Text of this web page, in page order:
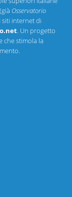
(già Osservatorio
internet di
. Un progetto
che stimola la